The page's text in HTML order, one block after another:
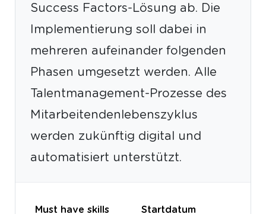
Success Factors-Lösung ab. Die
Implementierung soll dabei in
mehreren aufeinander folgenden
Phasen umgesetzt werden. Alle
Talentmanagement-Prozesse des
Mitarbeitendenlebenszyklus
werden zukünftig digital und
automatisiert unterstützt.
Must have skills Startdatum